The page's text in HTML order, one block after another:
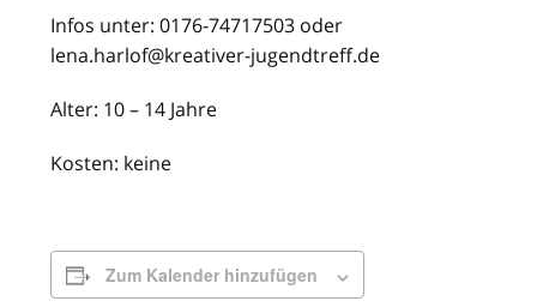
Infos unter: 0176-74717503 oder
lena.harlof@kreativer-jugendtreff.de
Alter: 10 – 14 Jahre
Kosten: keine
Zum Kalender hinzufügen